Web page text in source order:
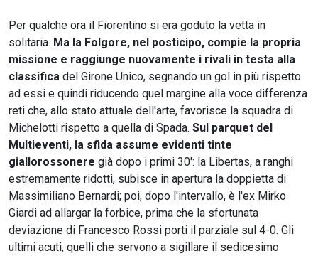
Per qualche ora il Fiorentino si era goduto la vetta in
solitaria. Ma la Folgore, nel posticipo, compie la propria
missione e raggiunge nuovamente i rivali in testa alla
classifica del Girone Unico, segnando un gol in più rispetto
ad essi e quindi riducendo quel margine alla voce differenza
reti che, allo stato attuale dell'arte, favorisce la squadra di
Michelotti rispetto a quella di Spada. Sul parquet del
Multieventi, la sfida assume evidenti tinte
giallorossonere già dopo i primi 30': la Libertas, a ranghi
estremamente ridotti, subisce in apertura la doppietta di
Massimiliano Bernardi; poi, dopo l'intervallo, è l'ex Mirko
Giardi ad allargar la forbice, prima che la sfortunata
deviazione di Francesco Rossi porti il parziale sul 4-0. Gli
ultimi acuti, quelli che servono a sigillare il sedicesimo